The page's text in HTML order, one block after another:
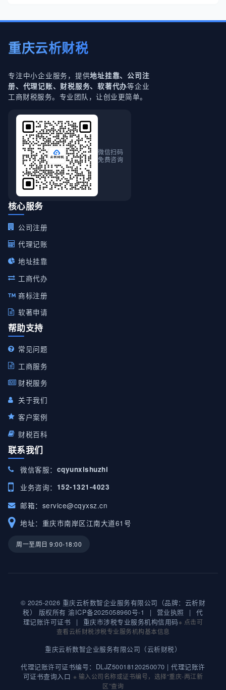
重庆云析财税
专注中小企业服务，提供地址挂靠、公司注
册、代理记账、财税服务、软著代办等企业
工商财税服务。专业团队，让创业更简单。
微信扫码
免费咨询
核心服务
公司注册
代理记账
地址挂靠
工商代办
商标注册
软著申请
帮助支持
常见问题
工商服务
财税服务
关于我们
客户案例
财税百科
联系我们
微信客服： cqyunxishuzhi
业务咨询： 152-1321-4023
邮箱： service@cqyxsz.cn
地址：重庆市南岸区江南大道61号
周一至周日 9:00-18:00
© 2025-2026 重庆云析数智企业服务有限公司（品牌：云析财
税） 版权所有渝ICP备2025058960号-1 | 营业执照 |
代
理记账许可证书
| 重庆市涉税专业服务机构信用码※ 点击可
查看云析财税涉税专业服务机构基本信息
重庆云析数智企业服务有限公司（云析财税）
代理记账许可证书编号：DLJZ50018120250070 |代理记账许
可证书查询入口 ※ 输入公司名称或证书编号，选择“重庆-两江新
区”查询